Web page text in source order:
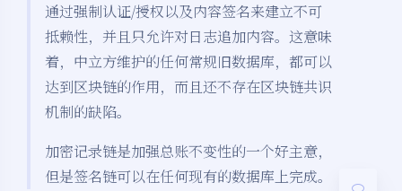
夜间模式
浅阴影
通过强制认证/授权以及内容签名来建立不可
抵赖性，并且只允许对日志追加内容。这意味
着，中立方维护的任何常规旧数据库，都可以
达到区块链的作用，而且还不存在区块链共识
机制的缺陷。
加密记录链是加强总账不变性的一个好主意，
但是签名链可以在任何现有的数据库上完成。